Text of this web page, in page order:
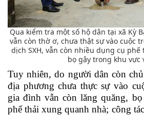
Qua kiểm tra một số hộ dân tại xã Kỳ
vẫn còn thờ ơ, chưa thật sự vào cuộc
dịch SXH, vẫn còn nhiều dụng cụ
bọ gậy trong khu vực
Tuy nhiên, do người dân còn
địa phương chưa thực sự vào
gia đình vẫn còn lăng quăng,
phế thải xung quanh nhà; công